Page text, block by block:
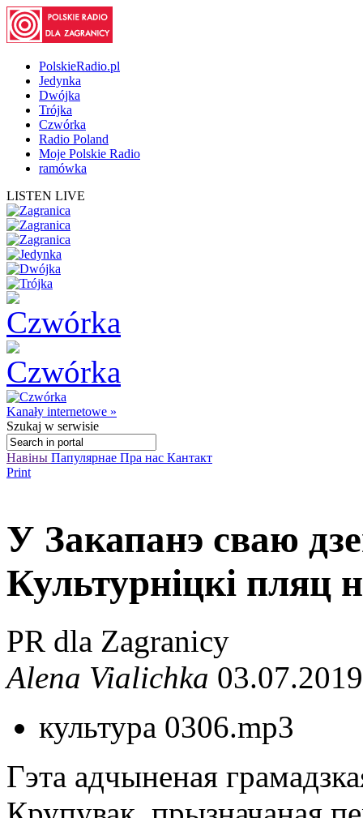
PolskieRadio.pl
Jedynka
Dwójka
Trójka
Czwórka
Radio Poland
Moje Polskie Radio
ramówka
LISTEN LIVE
Kanały internetowe »
Szukaj w serwisie
Навіны Папулярнае Пра нас Кантакт
Print
У Закапанэ сваю
Культурніцкі пляц
PR dla Zagranicy
Alena Vialichka
культура 0306.mp3
Гэта адчыненая